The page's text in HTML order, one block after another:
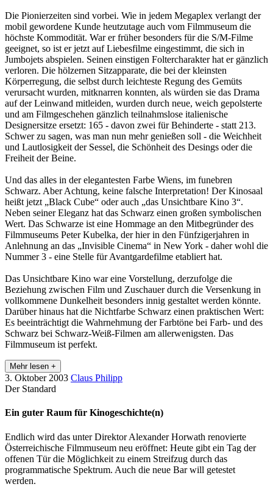
Die Pionierzeiten sind vorbei. Wie in jedem Megaplex verlangt der
mobil gewordene Kunde heutzutage auch vom Filmmuseum die
höchste Kommodität. War er früher besonders für die S/M-Filme
geeignet, so ist er jetzt auf Liebesfilme eingestimmt, die sich in
Jumbojets abspielen. Seinen einstigen Foltercharakter hat er gänzlich
verloren. Die hölzernen Sitzapparate, die bei der kleinsten
Körperregung, die selbst durch leichteste Regung des Gemüts
verursacht wurden, mitknarren konnten, als würden sie das Drama
auf der Leinwand mitleiden, wurden durch neue, weich gepolsterte
und am Filmgeschehen gänzlich teilnahmslose italienische
Designersitze ersetzt: 165 - davon zwei für Behinderte - statt 213.
Schwer zu sagen, was man nun mehr genießen soll - die Weichheit
und Lautlosigkeit der Sessel, die Schönheit des Desings oder die
Freiheit der Beine.
Und das alles in der elegantesten Farbe Wiens, im funebren
Schwarz. Aber Achtung, keine falsche Interpretation! Der Kinosaal
heißt jetzt „Black Cube“ oder auch „das Unsichtbare Kino 3“.
Neben seiner Eleganz hat das Schwarz einen großen symbolischen
Wert. Das Schwarze ist eine Hommage an den Mitbegründer des
Filmmuseums Peter Kubelka, der hier in den Fünfzigerjahren in
Anlehnung an das „Invisible Cinema“ in New York - daher wohl die
Nummer 3 - eine Stelle für Avantgardefilme etabliert hat.
Das Unsichtbare Kino war eine Vorstellung, derzufolge die
Beziehung zwischen Film und Zuschauer durch die Versenkung in
vollkommene Dunkelheit besonders innig gestaltet werden könnte.
Darüber hinaus hat die Nichtfarbe Schwarz einen praktischen Wert:
Es beeinträchtigt die Wahrnehmung der Farbtöne bei Farb- und des
Schwarz bei Schwarz-Weiß-Filmen am allerwenigsten. Das
Filmmuseum ist perfekt.
Mehr lesen +
3. Oktober 2003 Claus Philipp
Der Standard
Ein guter Raum für Kinogeschichte(n)
Endlich wird das unter Direktor Alexander Horwath renovierte
Österreichische Filmmuseum neu eröffnet: Heute gibt ein Tag der
offenen Tür die Möglichkeit zu einem Streifzug durch das
programmatische Spektrum. Auch die neue Bar will getestet
werden.